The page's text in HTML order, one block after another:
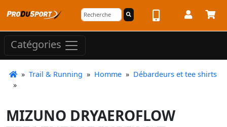
Catégories
» Trail & Running » Homme » Débardeurs et tee shirts
»
MIZUNO DRYAEROFLOW